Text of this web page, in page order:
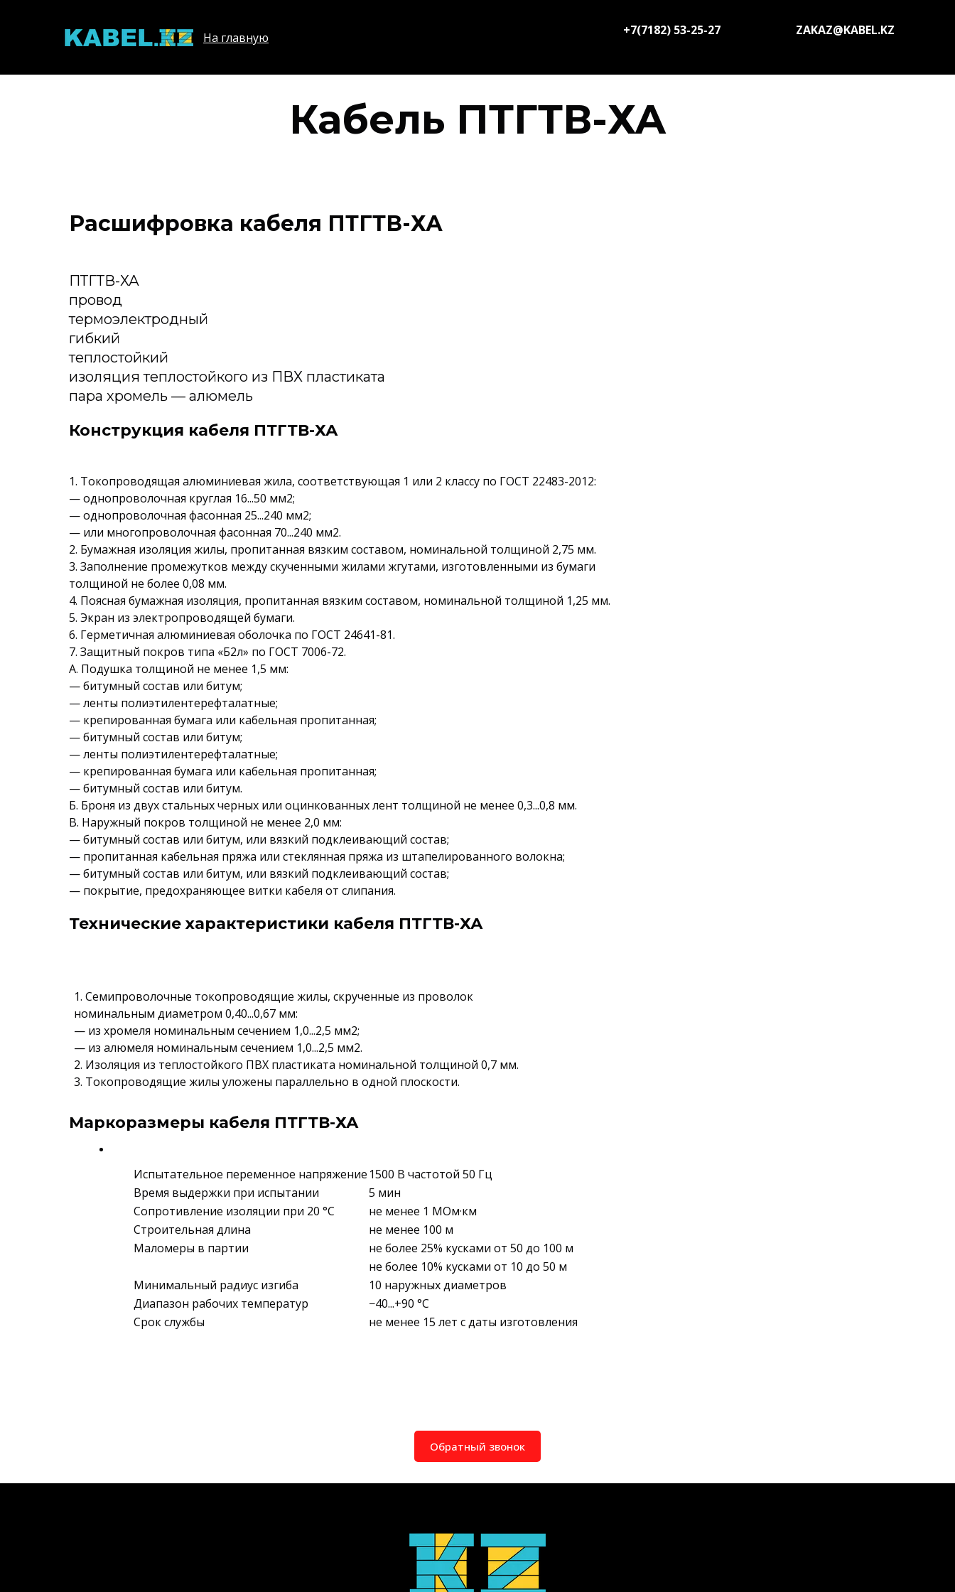
На главную +7(7182) 53-25-27 ZAKAZ@KABEL.KZ
Кабель ПТГТВ-ХА
Расшифровка кабеля ПТГТВ-ХА
ПТГТВ-ХА
провод
термоэлектродный
гибкий
теплостойкий
изоляция теплостойкого из ПВХ пластиката
пара хромель — алюмель
Конструкция кабеля ПТГТВ-ХА
1. Токопроводящая алюминиевая жила, соответствующая 1 или 2 классу по ГОСТ 22483-2012:
— однопроволочная круглая 16...50 мм2;
— однопроволочная фасонная 25...240 мм2;
— или многопроволочная фасонная 70...240 мм2.
2. Бумажная изоляция жилы, пропитанная вязким составом, номинальной толщиной 2,75 мм.
3. Заполнение промежутков между скученными жилами жгутами, изготовленными из бумаги
толщиной не более 0,08 мм.
4. Поясная бумажная изоляция, пропитанная вязким составом, номинальной толщиной 1,25 мм.
5. Экран из электропроводящей бумаги.
6. Герметичная алюминиевая оболочка по ГОСТ 24641-81.
7. Защитный покров типа «Б2л» по ГОСТ 7006-72.
А. Подушка толщиной не менее 1,5 мм:
— битумный состав или битум;
— ленты полиэтилентерефталатные;
— крепированная бумага или кабельная пропитанная;
— битумный состав или битум;
— ленты полиэтилентерефталатные;
— крепированная бумага или кабельная пропитанная;
— битумный состав или битум.
Б. Броня из двух стальных черных или оцинкованных лент толщиной не менее 0,3...0,8 мм.
В. Наружный покров толщиной не менее 2,0 мм:
— битумный состав или битум, или вязкий подклеивающий состав;
— пропитанная кабельная пряжа или стеклянная пряжа из штапелированного волокна;
— битумный состав или битум, или вязкий подклеивающий состав;
— покрытие, предохраняющее витки кабеля от слипания.
Технические характеристики кабеля ПТГТВ-ХА
1. Семипроволочные токопроводящие жилы, скрученные из проволок
номинальным диаметром 0,40...0,67 мм:
— из хромеля номинальным сечением 1,0...2,5 мм2;
— из алюмеля номинальным сечением 1,0...2,5 мм2.
2. Изоляция из теплостойкого ПВХ пластиката номинальной толщиной 0,7 мм.
3. Токопроводящие жилы уложены параллельно в одной плоскости.
Маркоразмеры кабеля ПТГТВ-ХА
Испытательное переменное напряжение 1500 В частотой 50 Гц
Время выдержки при испытании
5 мин
Сопротивление изоляции при 20 °С
не менее 1 МОм·км
Строительная длина
не менее 100 м
Маломеры в партии
не более 25% кусками от 50 до 100 м
не более 10% кусками от 10 до 50 м
Минимальный радиус изгиба
10 наружных диаметров
Диапазон рабочих температур
−40...+90 °C
Срок службы
не менее 15 лет с даты изготовления
Обратный звонок